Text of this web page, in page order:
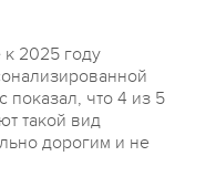
2025 году
что 4 из 5
такой вид
дорогим и не